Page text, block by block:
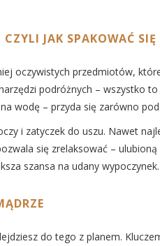
JAK SPAKOWAĆ SIĘ
oczywistych przedmiotów,
podróżnych – wszystko
wodę – przyda się zarówno
i zatyczek do uszu. Nawet
się zrelaksować –
szansa na udany wypoczynek.
do tego z planem.